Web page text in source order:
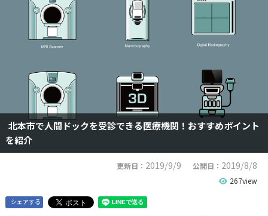
北本市で人間ドックを受診できる医療機関！おすすめポイント
を紹介
更新日： 2019/9/9 公開日： 2019/8/8
267view
シェアする